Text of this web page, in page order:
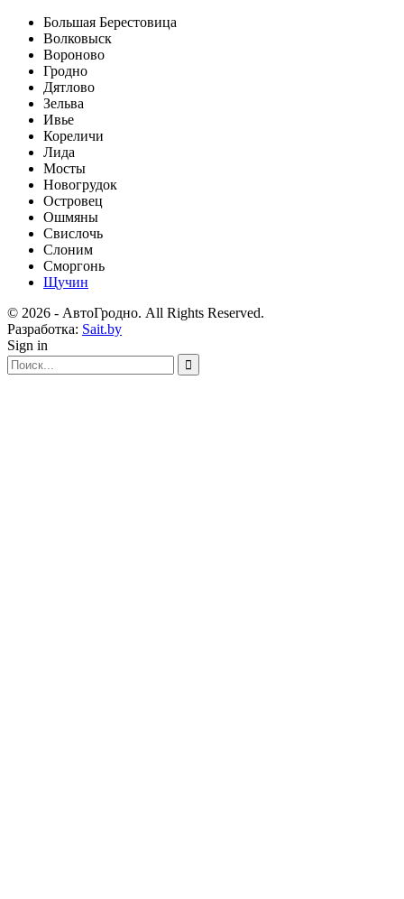
Большая Берестовица
Волковыск
Вороново
Гродно
Дятлово
Зельва
Ивье
Кореличи
Лида
Мосты
Новогрудок
Островец
Ошмяны
Свислочь
Слоним
Сморгонь
Щучин
© 2026 - АвтоГродно. All Rights Reserved.
Разработка: Sait.by
Sign in